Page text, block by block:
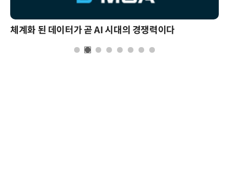
체계화 된 데이터가 곧 AI 시대의 경쟁력이다